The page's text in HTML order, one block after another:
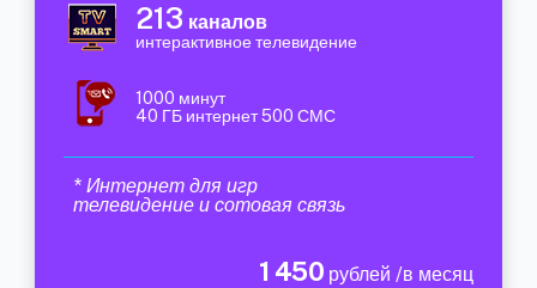
213 каналов
интерактивное телевидение
1000 минут
40 ГБ интернет 500 СМС
* Интернет для игр
телевидение и сотовая связь
1 450 рублей /в месяц